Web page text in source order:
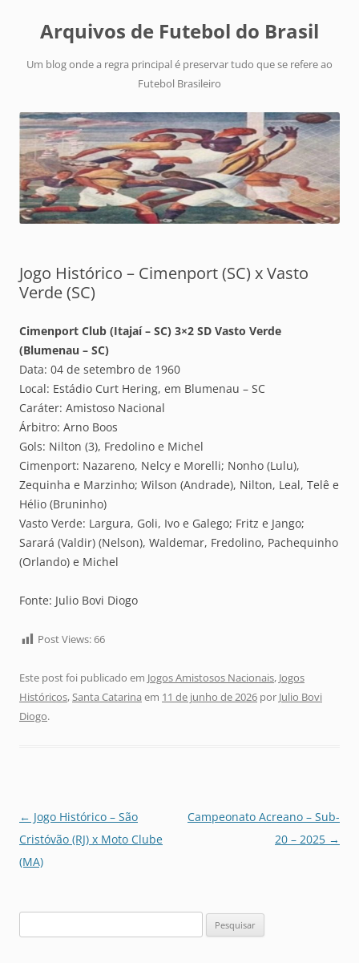
Arquivos de Futebol do Brasil
Um blog onde a regra principal é preservar tudo que se refere ao
Futebol Brasileiro
Jogo Histórico – Cimenport (SC) x Vasto
Verde (SC)
Cimenport Club (Itajaí – SC) 3×2 SD Vasto Verde
(Blumenau – SC)
Data: 04 de setembro de 1960
Local: Estádio Curt Hering, em Blumenau – SC
Caráter: Amistoso Nacional
Árbitro: Arno Boos
Gols: Nilton (3), Fredolino e Michel
Cimenport: Nazareno, Nelcy e Morelli; Nonho (Lulu),
Zequinha e Marzinho; Wilson (Andrade), Nilton, Leal, Telê e
Hélio (Bruninho)
Vasto Verde: Largura, Goli, Ivo e Galego; Fritz e Jango;
Sarará (Valdir) (Nelson), Waldemar, Fredolino, Pachequinho
(Orlando) e Michel
Fonte: Julio Bovi Diogo
Post Views:66
Este post foi publicado em Jogos Amistosos Nacionais, Jogos
Históricos,Santa Catarina em 11 de junho de 2026 por Julio Bovi
Diogo.
Navegação
de
posts
← Jogo Histórico – São
Cristóvão (RJ) x Moto Clube
(MA)
Campeonato Acreano – Sub-
20 – 2025 →
por: